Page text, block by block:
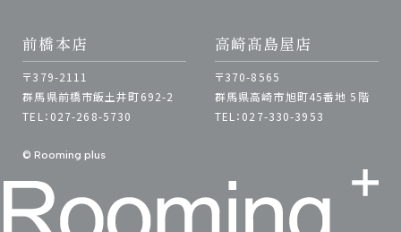
前橋本店
〒379-2111
群馬県前橋市飯土井町692-2
TEL：027-268-5730
高崎髙島屋店
〒370-8565
群馬県高崎市旭町45番地 5階
TEL：027-330-3953
© Rooming plus